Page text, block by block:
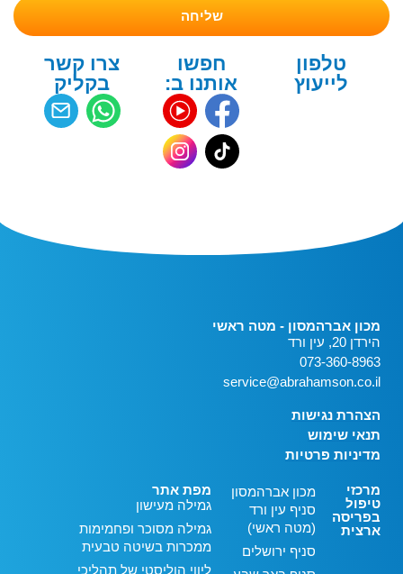
שליחה
טלפון
לייעוץ
חפשו
אותנו ב:
צרו קשר
בקליק
מכון אברהמסון - מטה ראשי
הירדן 20, עין ורד
073-360-8963
service@abrahamson.co.il
הצהרת נגישות
תנאי שימוש
מדיניות פרטיות
מרכזי
טיפול
בפריסה
ארצית
מכון אברהמסון
סניף עין ורד
(מטה ראשי)
סניף ירושלים
מפת אתר
גמילה מעישון
גמילה מסוכר ופחמימות
ממכרות בשיטה טבעית
ליווי הוליסטי של תהליכי